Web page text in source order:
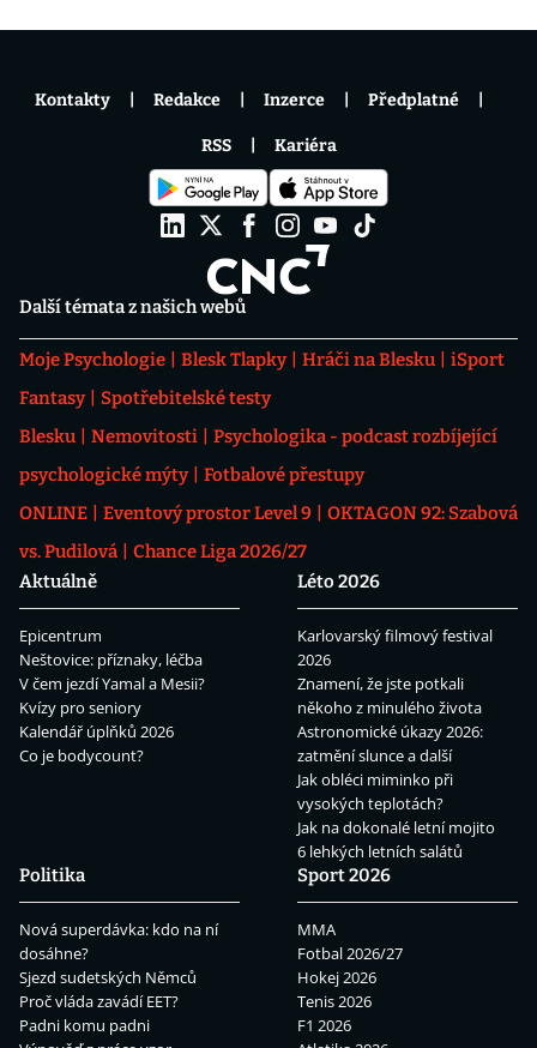
Další témata z našich webů
Moje Psychologie Blesk Tlapky Hráči na Blesku
iSport
Fantasy
Spotřebitelské testy
Blesku
Nemovitosti
Psychologika - podcast rozbíjející
psychologické mýty
Fotbalové přestupy
ONLINE
Eventový prostor Level 9
OKTAGON 92: Szabová
vs. Pudilová
Chance Liga 2026/27
Aktuálně
Epicentrum
Neštovice: příznaky, léčba
V čem jezdí Yamal a Mesii?
Kvízy pro seniory
Kalendář úplňků 2026
Co je bodycount?
Léto 2026
Karlovarský filmový festival
2026
Znamení, že jste potkali
někoho z minulého života
Astronomické úkazy 2026:
zatmění slunce a další
Jak obléci miminko při
vysokých teplotách?
Jak na dokonalé letní mojito
6 lehkých letních salátů
Politika
Nová superdávka: kdo na ní
dosáhne?
Sjezd sudetských Němců
Proč vláda zavádí EET?
Padni komu padni
Sport 2026
MMA
Fotbal 2026/27
Hokej 2026
Tenis 2026
F1 2026
Kontakty Redakce Inzerce Předplatné
RSS Kariéra